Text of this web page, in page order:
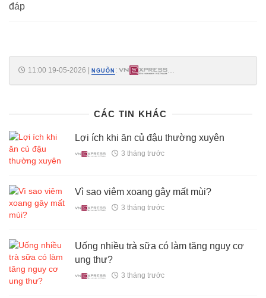
đáp
11:00 19-05-2026 | NGUỒN :
CÁC TIN KHÁC
Lợi ích khi ăn củ đậu thường xuyên
3 tháng trước
Vì sao viêm xoang gây mất mùi?
3 tháng trước
Uống nhiều trà sữa có làm tăng nguy cơ
ung thư?
3 tháng trước